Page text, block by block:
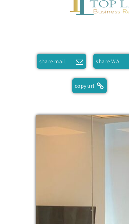
share WA
share mail
copy url